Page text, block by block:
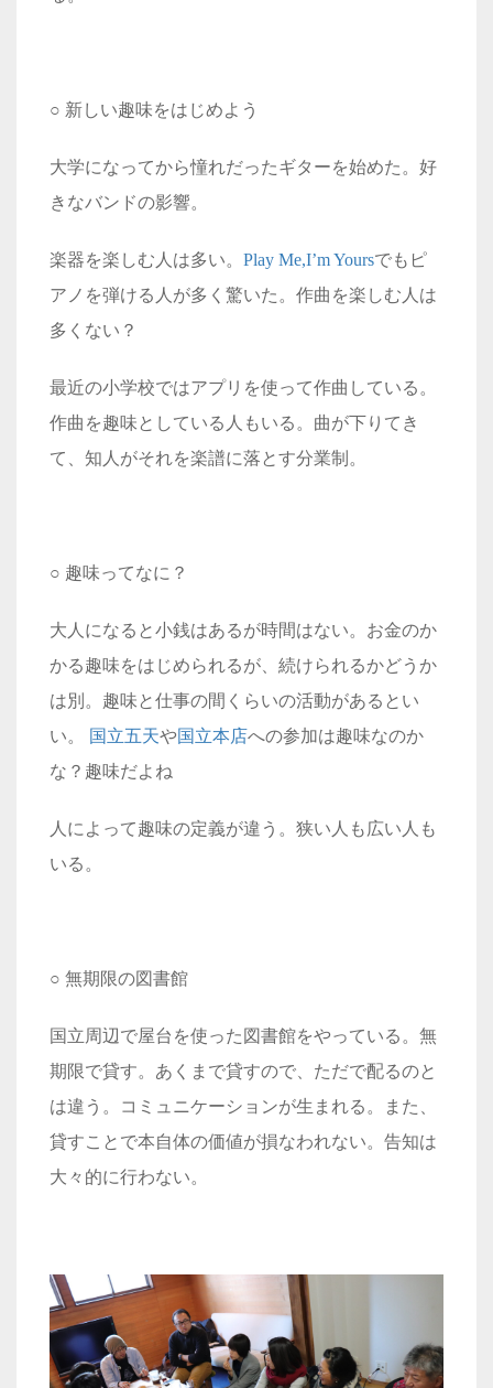
○ 新しい趣味をはじめよう
大学になってから憧れだったギターを始めた。好
きなバンドの影響。
楽器を楽しむ人は多い。 Play Me,I’m Yoursでもピ
アノを弾ける人が多く驚いた。作曲を楽しむ人は
多くない？
最近の小学校ではアプリを使って作曲している。
作曲を趣味としている人もいる。曲が下りてき
て、知人がそれを楽譜に落とす分業制。
○ 趣味ってなに？
大人になると小銭はあるが時間はない。お金のか
かる趣味をはじめられるが、続けられるかどうか
は別。趣味と仕事の間くらいの活動があるとい
い。
国立五天や国立本店への参加は趣味なのか
な？趣味だよね
人によって趣味の定義が違う。狭い人も広い人も
いる。
○ 無期限の図書館
国立周辺で屋台を使った図書館をやっている。無
期限で貸す。あくまで貸すので、ただで配るのと
は違う。コミュニケーションが生まれる。また、
貸すことで本自体の価値が損なわれない。告知は
大々的に行わない。